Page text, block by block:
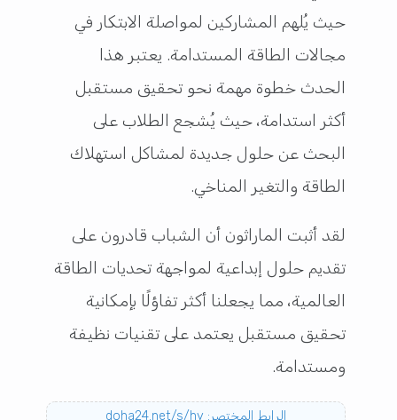
حيث يُلهم المشاركين لمواصلة الابتكار في
مجالات الطاقة المستدامة. يعتبر هذا
الحدث خطوة مهمة نحو تحقيق مستقبل
أكثر استدامة، حيث يُشجع الطلاب على
البحث عن حلول جديدة لمشاكل استهلاك
الطاقة والتغير المناخي.
لقد أثبت الماراثون أن الشباب قادرون على
تقديم حلول إبداعية لمواجهة تحديات الطاقة
العالمية، مما يجعلنا أكثر تفاؤلًا بإمكانية
تحقيق مستقبل يعتمد على تقنيات نظيفة
ومستدامة.
الرابط المختصر: doha24.net/s/hy